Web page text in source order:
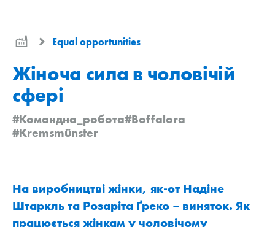
Equal opportunities
Жіноча сила в чоловічій
сфері
#Командна_робота#Boffalora
#Kremsmünster
На виробництві жінки, як-от Надіне
Штаркль та Розаріта Ґреко – виняток. Як
працюється жінкам у чоловічому